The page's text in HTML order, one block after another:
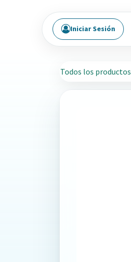
Iniciar Sesión
Todos los productos